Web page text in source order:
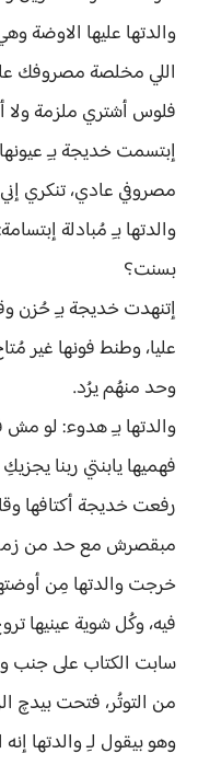
والدتها عليها الاوضة
اللي مخلصة مصروفك
فلوس أشتري ملزمة
إبتسمت خديجة بـِ عيونها
مصروفي عادي، تنكري
والدتها بـِ مُبادلة
بسنت؟
إتنهدت خديجة بـِ حُزن
عليا، وطنط فونها غير
وحد منهُم يرُد.
والدتها بـِ هدوء: لو
فهميها يابنتي ربنا
رفعت خديجة أكتافها
مبقصرش مع حد من
خرجت والدتها مِن
فيه، وكُل شوية عينيها
سابت الكتاب على جنب
من التوتُر، فتحت بيدچ
وهو بيقول لـِ والدتها